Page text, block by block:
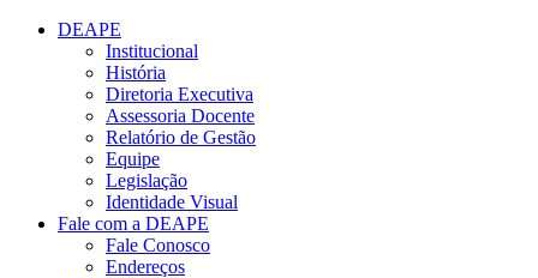
Conteúdo principal
DEAPE
Institucional
História
Diretoria Executiva
Assessoria Docente
Relatório de Gestão
Equipe
Legislação
Identidade Visual
Fale com a DEAPE
Fale Conosco
Endereços